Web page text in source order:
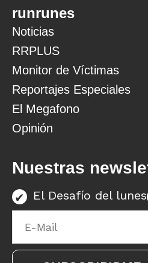
runrunes
Noticias
RRPLUS
Monitor de Víctimas
Reportajes Especiales
El Megafono
Opinión
Nuestras
El Desafío del lunes